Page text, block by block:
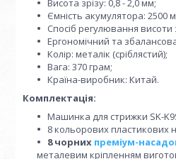
Висота зрізу: 0,8 - 2,0 мм;
Ємність акумулятора: 2500
Спосіб регулювання
Ергономічний та
Колір: металік (сріблястий);
Вага: 370 грам;
Країна-виробник: Китай.
Комплектація:
Машинка для стрижки SK-
8 кольорових пластикових
8 чорних преміум-
металевим кріпленням